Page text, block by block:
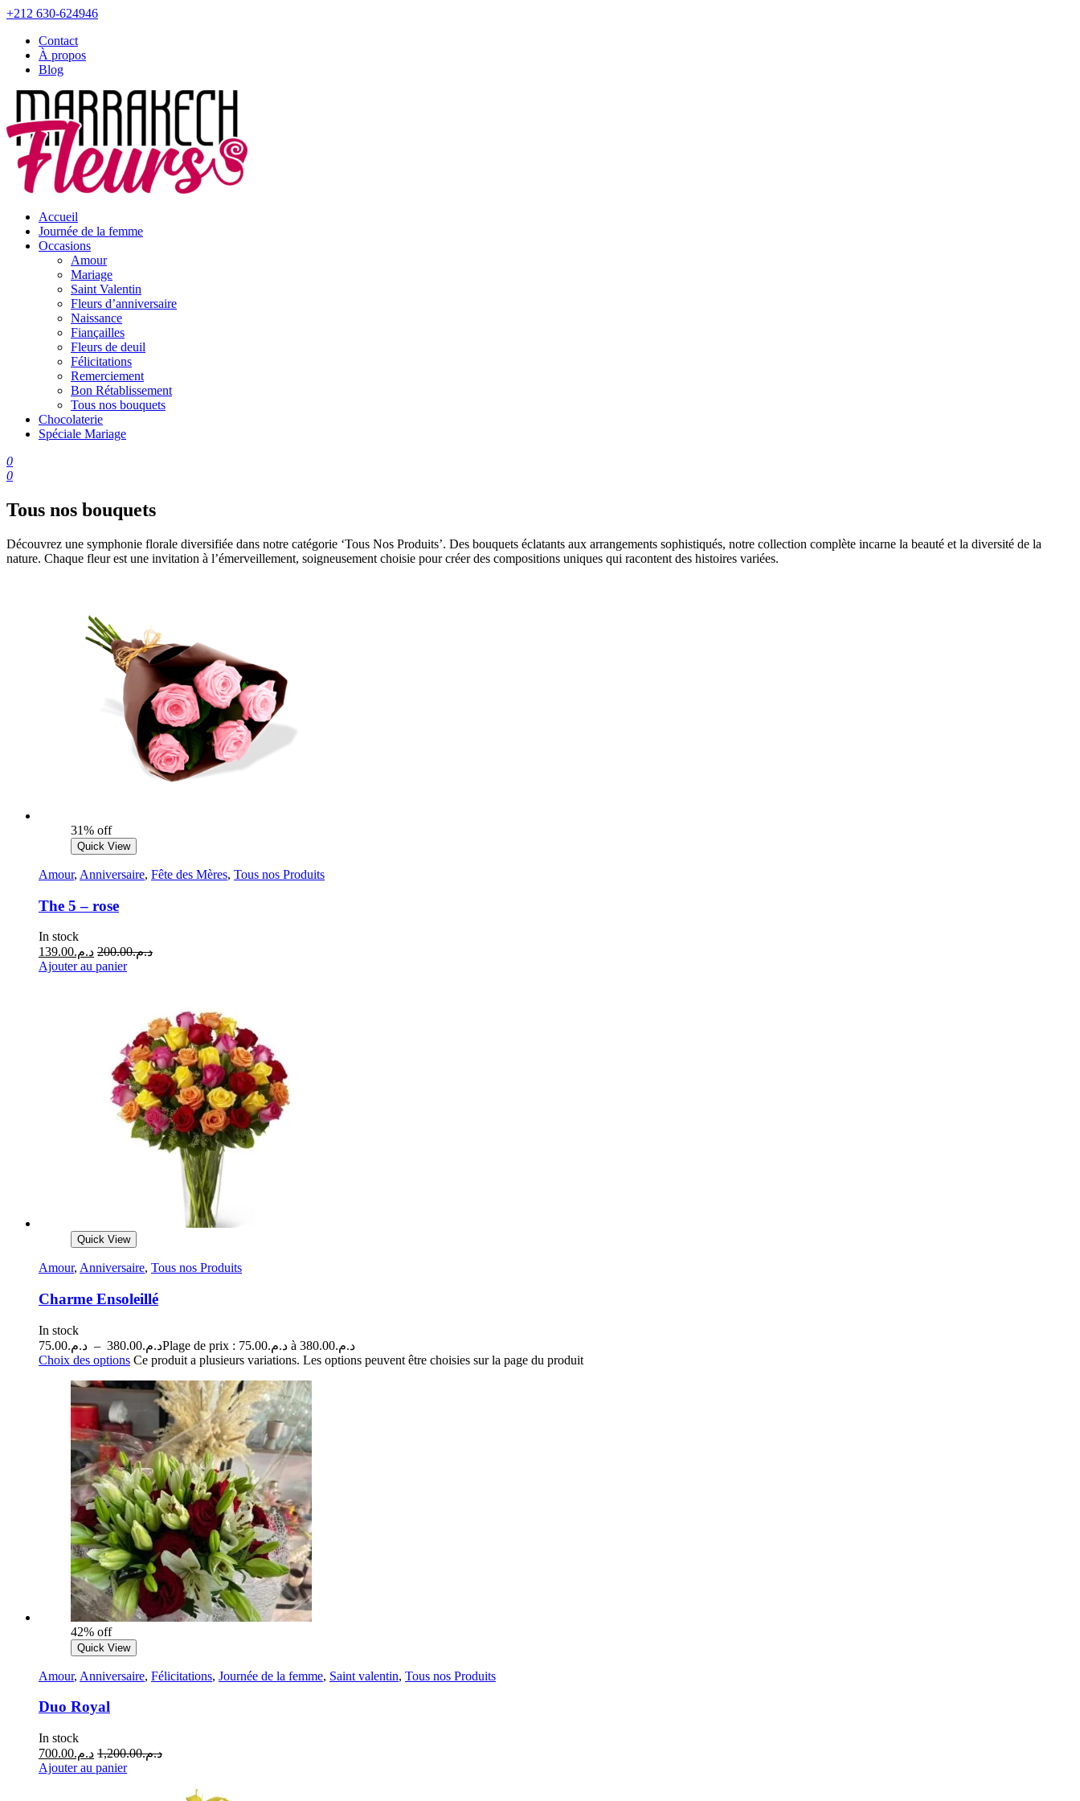
+212 630-624946
Contact
À propos
Blog
Accueil
Journée de la femme
Occasions
Amour
Mariage
Saint Valentin
Fleurs d’anniversaire
Naissance
Fiançailles
Fleurs de deuil
Félicitations
Remerciement
Bon Rétablissement
Tous nos bouquets
Chocolaterie
Spéciale Mariage
0
0
Tous nos bouquets
Découvrez une symphonie florale diversifiée dans notre catégorie ‘Tous Nos Produits’. Des bouquets éclatants aux arrangements sophistiqués, notre collection complète incarne la beauté et la diversité de la
nature. Chaque fleur est une invitation à l’émerveillement, soigneusement choisie pour créer des compositions uniques qui racontent des histoires variées.
31% off
Quick View
Amour, Anniversaire, Fête des Mères, Tous nos Produits
The 5 – rose
In stock
د.م.139.00 د.م.200.00
Ajouter au panier
Quick View
Amour, Anniversaire, Tous nos Produits
Charme Ensoleillé
In stock
د.م.75.00 – د.م.380.00
Plage de prix : د.م.75.00 à د.م.380.00
Choix des options Ce produit a plusieurs variations. Les options peuvent être choisies sur la page du produit
42% off
Quick View
Amour, Anniversaire, Félicitations, Journée de la femme, Saint valentin, Tous nos Produits
Duo Royal
In stock
د.م.700.00 د.م.1,200.00
Ajouter au panier